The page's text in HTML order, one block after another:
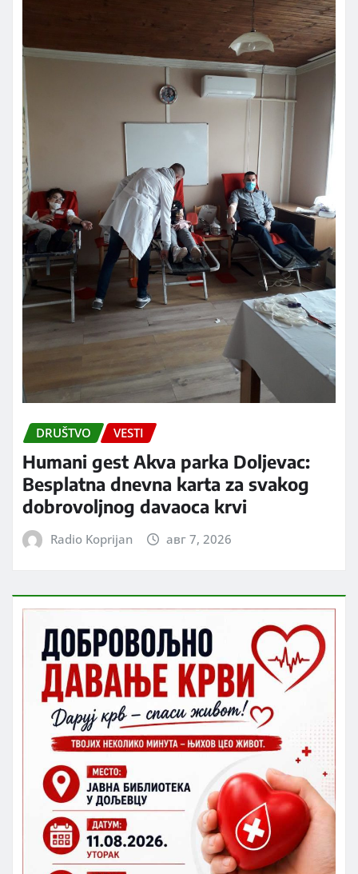
DRUŠTVO VESTI
Humani gest Akva parka Doljevac:
Besplatna dnevna karta za svakog
dobrovoljnog davaoca krvi
Radio Koprijan авг 7, 2026